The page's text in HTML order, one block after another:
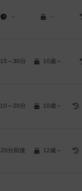
－ －
15～30分 10歳～
10～20分 10歳～
20分前後 12歳～